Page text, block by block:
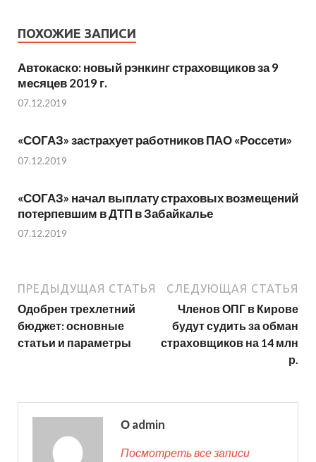
ПОХОЖИЕ ЗАПИСИ
Автокаско: новый рэнкинг страховщиков за 9
месяцев 2019 г.
07.12.2019
«СОГАЗ» застрахует работников ПАО «Россети»
07.12.2019
«СОГАЗ» начал выплату страховых возмещений
потерпевшим в ДТП в Забайкалье
07.12.2019
ПРЕДЫДУЩАЯ СТАТЬЯ
Одобрен трехлетний
бюджет: основные
статьи и параметры
СЛЕДУЮЩАЯ СТАТЬЯ
Членов ОПГ в Кирове
будут судить за обман
страховщиков на 14 млн
р.
О admin
Посмотреть все записи